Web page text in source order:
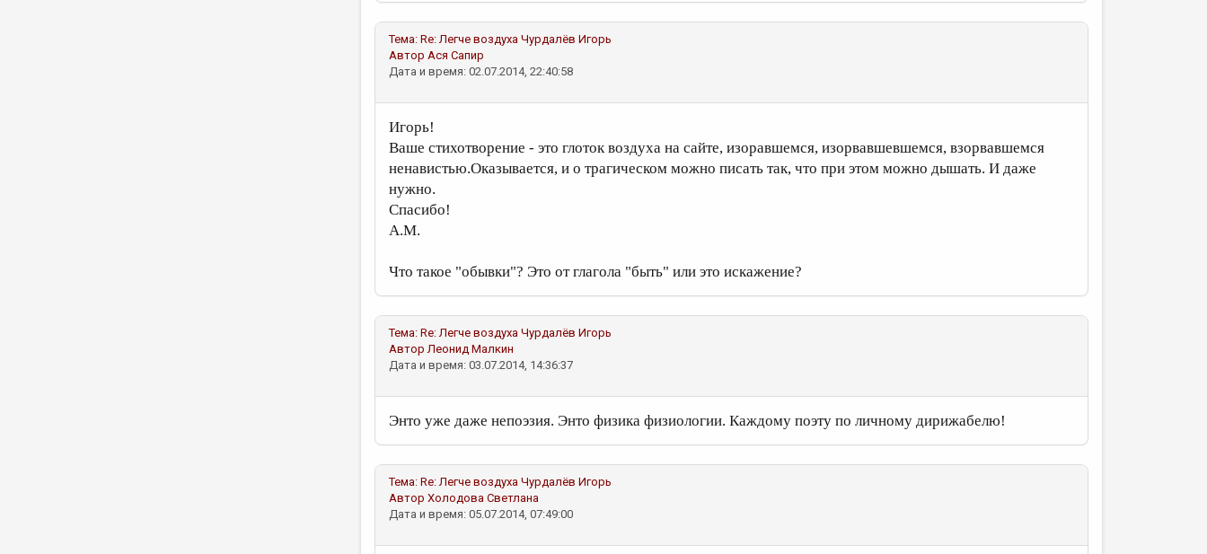
Тема: Re: Легче воздуха Чурдалёв Игорь
Автор Ася Сапир
Дата и время: 02.07.2014, 22:40:58
Игорь!
Ваше стихотворение - это глоток воздуха на сайте, изоравшемся, изорвавшевшемся, взорвавшемся
ненавистью.Оказывается, и о трагическом можно писать так, что при этом можно дышать. И даже
нужно.
Спасибо!
А.М.
Что такое "обывки"? Это от глагола "быть" или это искажение?
Тема: Re: Легче воздуха Чурдалёв Игорь
АвторЛеонид Малкин
Дата и время: 03.07.2014, 14:36:37
Энто уже даже непоэзия. Энто физика физиологии. Каждому поэту по личному дирижабелю!
Тема: Re: Легче воздуха Чурдалёв Игорь
Автор Холодова Светлана
Дата и время: 05.07.2014, 07:49:00